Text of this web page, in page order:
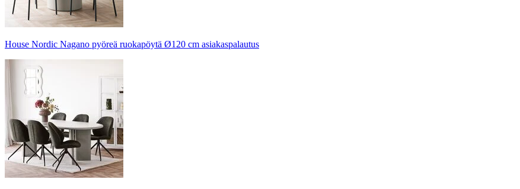
House Nordic Nagano pyöreä ruokapöytä Ø120 cm asiakaspalautus